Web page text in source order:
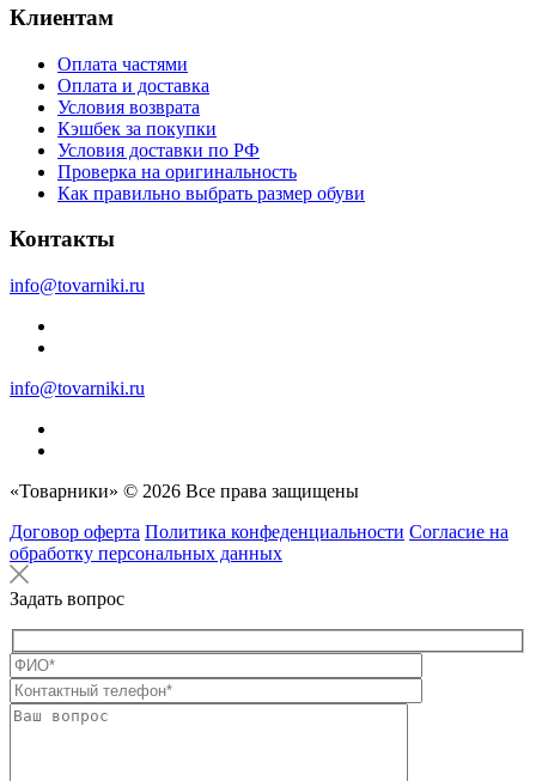
Клиентам
Оплата частями
Оплата и доставка
Условия возврата
Кэшбек за покупки
Условия доставки по РФ
Проверка на оригинальность
Как правильно выбрать размер обуви
Контакты
info@tovarniki.ru
info@tovarniki.ru
«Товарники» © 2026 Все права защищены
Договор оферта Политика конфеденциальности Согласие на
обработку персональных данных
Задать вопрос